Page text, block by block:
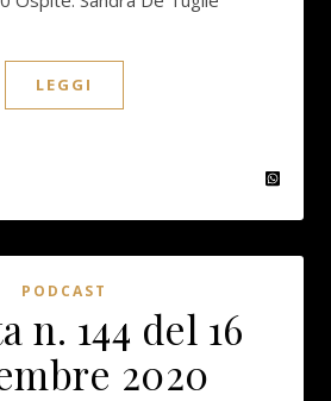
LEGGI
PODCAST
n. 144 del 16
2020